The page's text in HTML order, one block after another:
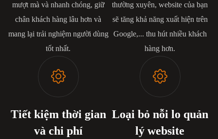
mượt mà và nhanh chóng, giữ
chân khách hàng lâu hơn và
mang lại trải nghiệm người dùng
tốt nhất.
thường xuyên, website của bạn
sẽ tăng khả năng xuất hiện trên
Google,... thu hút nhiều khách
hàng hơn.
Tiết kiệm thời gian
và chi phí
Loại bỏ nỗi lo quản
lý website